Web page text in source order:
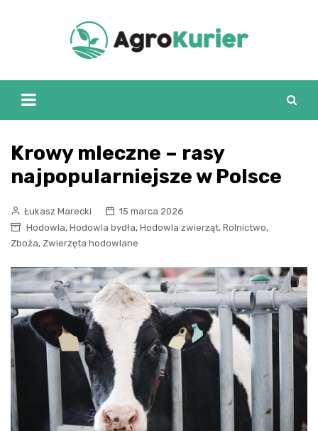
Krowy mleczne – rasy
najpopularniejsze w Polsce
Łukasz Marecki
15 marca 2026
Hodowla, Hodowla bydła, Hodowla zwierząt, Rolnictwo,
Zboża, Zwierzęta hodowlane